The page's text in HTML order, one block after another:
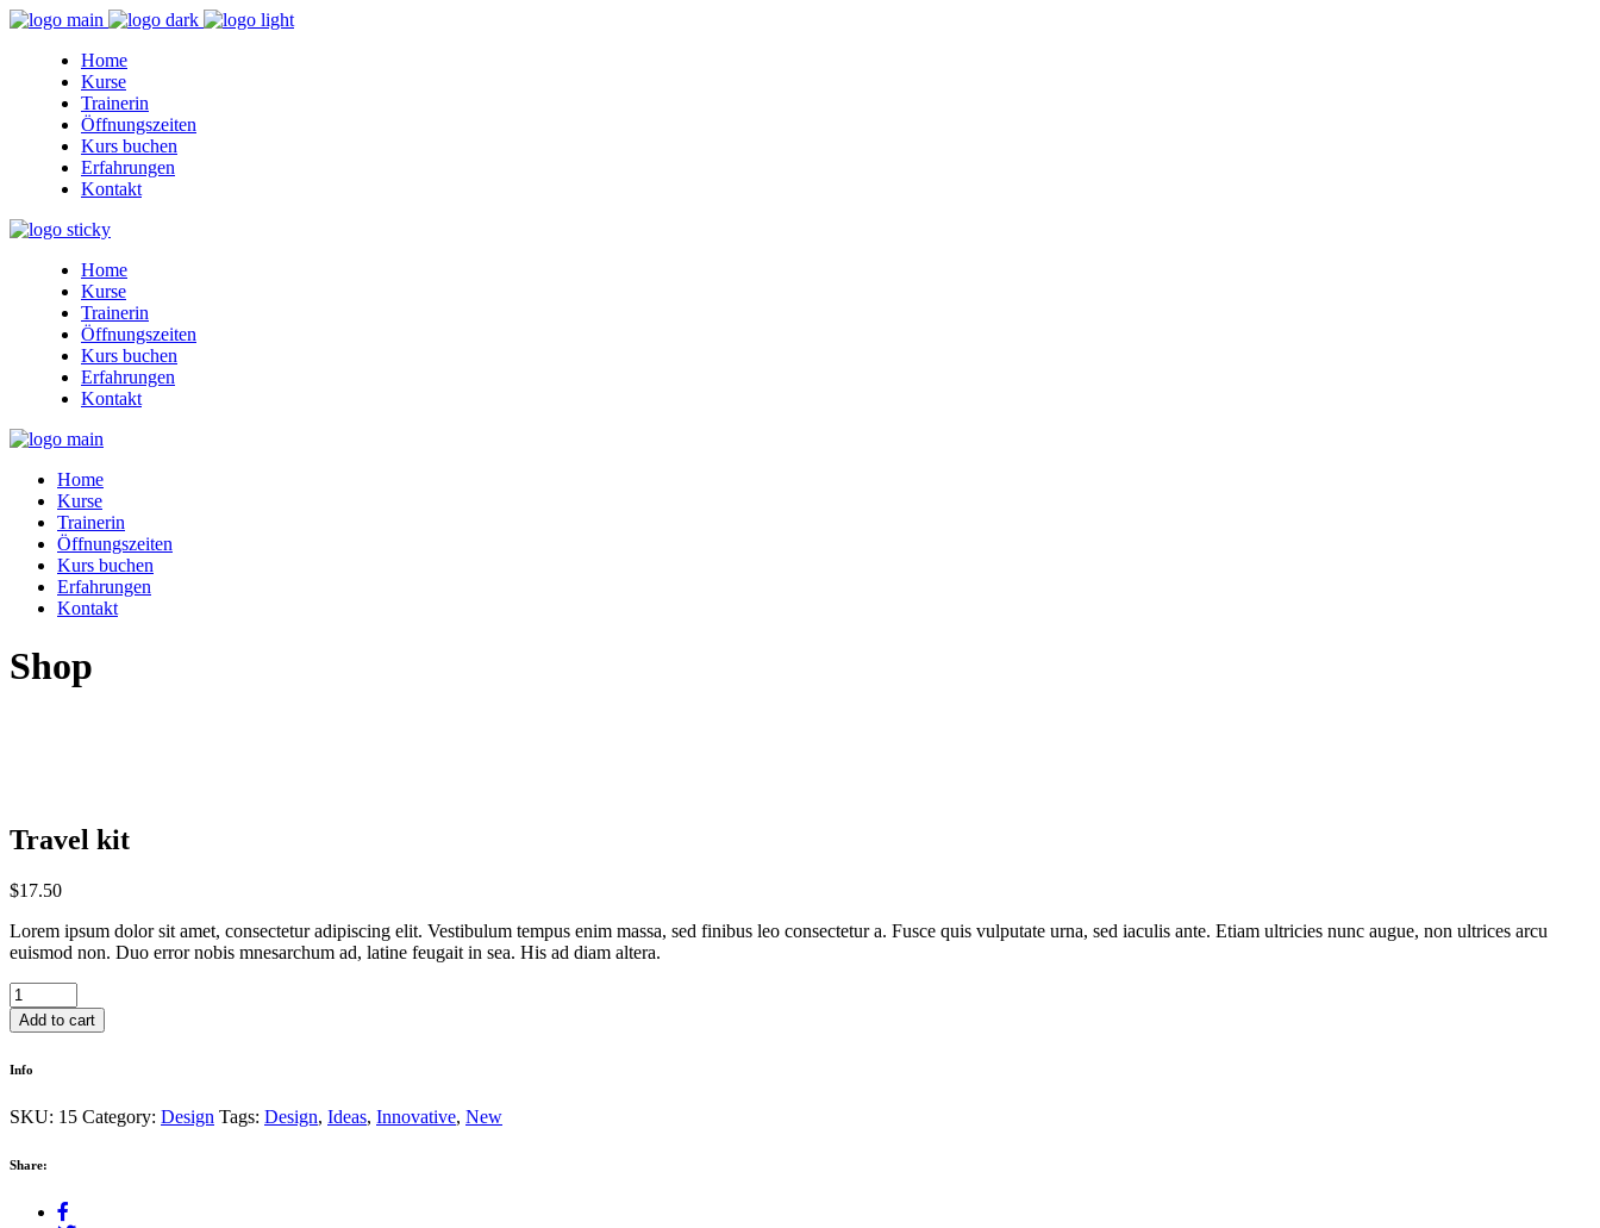
Home
Kurse
Trainerin
Öffnungszeiten
Kurs buchen
Erfahrungen
Kontakt
Home
Kurse
Trainerin
Öffnungszeiten
Kurs buchen
Erfahrungen
Kontakt
Home
Kurse
Trainerin
Öffnungszeiten
Kurs buchen
Erfahrungen
Kontakt
Shop
Travel kit
$17.50
Lorem ipsum dolor sit amet, consectetur adipiscing elit. Vestibulum tempus enim massa, sed finibus leo consectetur a. Fusce quis vulputate urna, sed iaculis ante. Etiam ultricies nunc augue, non ultrices arcu
euismod non. Duo error nobis mnesarchum ad, latine feugait in sea. His ad diam altera.
Travel
kit
quantity
Add to cart
Info
SKU: 15 Category: Design Tags: Design, Ideas, Innovative, New
Share: